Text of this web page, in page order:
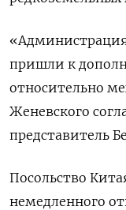
пришли к
относительно
Женевского
представитель
Посольство
немедленного